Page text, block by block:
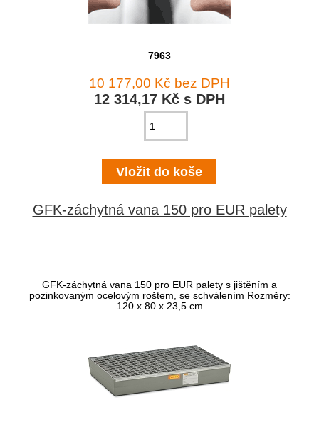
7963
10 177,00 Kč bez DPH
12 314,17 Kč s DPH
GFK-záchytná vana 150 pro EUR palety
GFK-záchytná vana 150 pro EUR palety s jištěním a
pozinkovaným ocelovým roštem, se schválením Rozměry:
120 x 80 x 23,5 cm